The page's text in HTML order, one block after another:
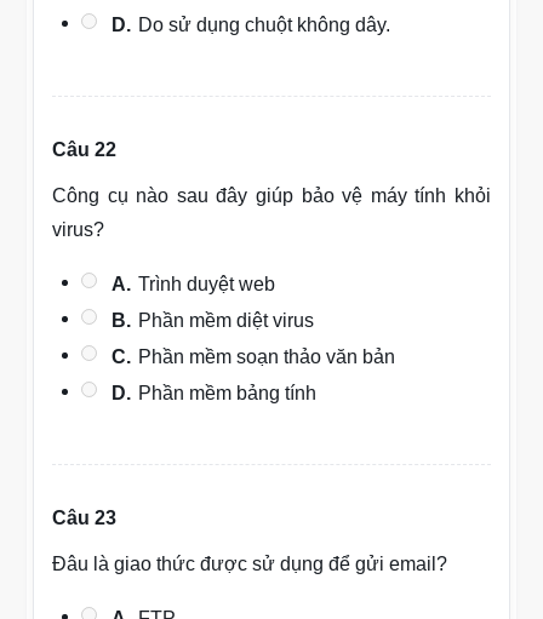
D. Do sử dụng chuột không dây.
Câu 22
Công cụ nào sau đây giúp bảo vệ máy tính khỏi
virus?
A. Trình duyệt web
B. Phần mềm diệt virus
C. Phần mềm soạn thảo văn bản
D. Phần mềm bảng tính
Câu 23
Đâu là giao thức được sử dụng để gửi email?